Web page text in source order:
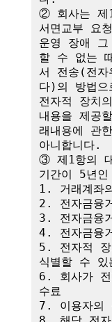
② 회사는 제
서면교부 요
운영 장애 그
할 수 없는
서 전송(전자
다)의 방법으
전자적 장치
내용을 제공
래내용에 관
아니합니다.
③ 제1항의
기간이 5년
1. 거래계좌
2. 전자금융
3. 전자금융
4. 전자금융
5. 전자적 장
식별할 수 있
6. 회사가 전
수료
7. 이용자의